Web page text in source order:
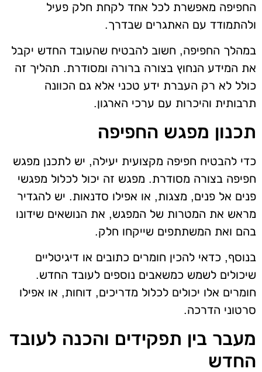
החפיפה מאפשרת לכל אחד לקחת חלק פעיל
ולהתמודד עם האתגרים שבדרך.
במהלך החפיפה, חשוב להבטיח שהעובד החדש יקבל
את המידע הנחוץ בצורה ברורה ומסודרת. תהליך זה
כולל לא רק העברת ידע טכני אלא גם הכוונה
תרבותית והיכרות עם ערכי הארגון.
תכנון מפגש החפיפה
כדי להבטיח חפיפה מקצועית יעילה, יש לתכנן מפגש
חפיפה בצורה מסודרת. מפגש זה יכול לכלול מפגשי
פנים אל פנים, מצגות, או אפילו סדנאות. יש להגדיר
מראש את המטרות של המפגש, את הנושאים שידונו
בהם ואת המשתתפים שייקחו חלק.
בנוסף, כדאי להכין חומרים כתובים או דיגיטליים
שיכולים לשמש כמשאבים נוספים לעובד החדש.
חומרים אלו יכולים לכלול מדריכים, דוחות, או אפילו
סרטוני הדרכה.
מעבר בין תפקידים והכנה לעובד
החדש